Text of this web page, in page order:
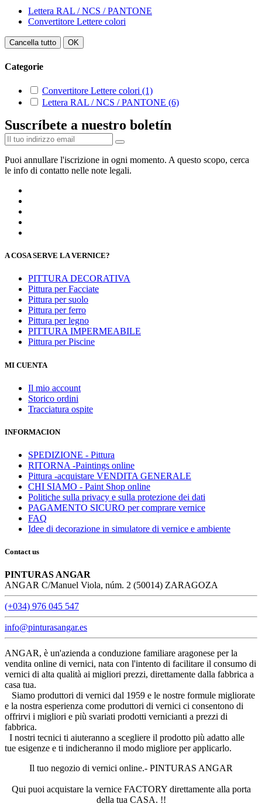
Lettera RAL / NCS / PANTONE
Convertitore Lettere colori
Cancella tutto OK
Categorie
Convertitore Lettere colori (1)
Lettera RAL / NCS / PANTONE (6)
Suscríbete a nuestro boletín
Puoi annullare l'iscrizione in ogni momento. A questo scopo, cerca
le info di contatto nelle note legali.
A COSA SERVE LA VERNICE?
PITTURA DECORATIVA
Pittura per Facciate
Pittura per suolo
Pittura per ferro
Pittura per legno
PITTURA IMPERMEABILE
Pittura per Piscine
MI CUENTA
Il mio account
Storico ordini
Tracciatura ospite
INFORMACION
SPEDIZIONE - Pittura
RITORNA -Paintings online
Pittura -acquistare VENDITA GENERALE
CHI SIAMO - Paint Shop online
Politiche sulla privacy e sulla protezione dei dati
PAGAMENTO SICURO per comprare vernice
FAQ
Idee di decorazione in simulatore di vernice e ambiente
Contact us
PINTURAS ANGAR
ANGAR C/Manuel Viola, núm. 2 (50014) ZARAGOZA
(+034) 976 045 547
info@pinturasangar.es
ANGAR, è un'azienda a conduzione familiare aragonese per la
vendita online di vernici, nata con l'intento di facilitare il consumo di
vernici di alta qualità ai migliori prezzi, direttamente dalla fabbrica a
casa tua.
Siamo produttori di vernici dal 1959 e le nostre formule migliorate
e la nostra esperienza come produttori di vernici ci consentono di
offrirvi i migliori e più svariati prodotti vernicianti a prezzi di
fabbrica.
I nostri tecnici ti aiuteranno a scegliere il prodotto più adatto alle
tue esigenze e ti indicheranno il modo migliore per applicarlo.
Il tuo negozio di vernici online.- PINTURAS ANGAR
Qui puoi acquistare la vernice FACTORY direttamente alla porta
della tua CASA. !!